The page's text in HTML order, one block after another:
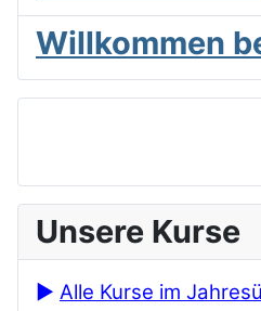
Willkommen
Unsere Kurse
► Alle Kurse im